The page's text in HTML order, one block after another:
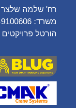
רח' שלמה שלצר 94, פתח תקווה
משרד:
הורטל פרויקטים (2018)